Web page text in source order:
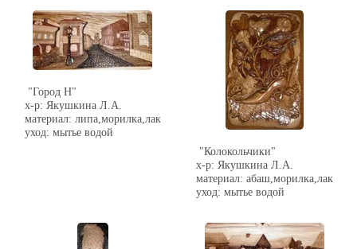
"Город Н"
х-р: Якушкина Л.А.
материал: липа,морилка,лак
уход: мытье водой
"Колокольчики"
х-р: Якушкина Л.А.
материал: абаш,морилка,лак
уход: мытье водой